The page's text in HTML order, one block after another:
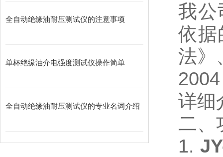
全自动绝缘油耐压测试仪的注意事项
单杯绝缘油介电强度测试仪操作简单
全自动绝缘油耐压测试仪的专业名词介绍
我公
依据
法》
详细
二、
1.